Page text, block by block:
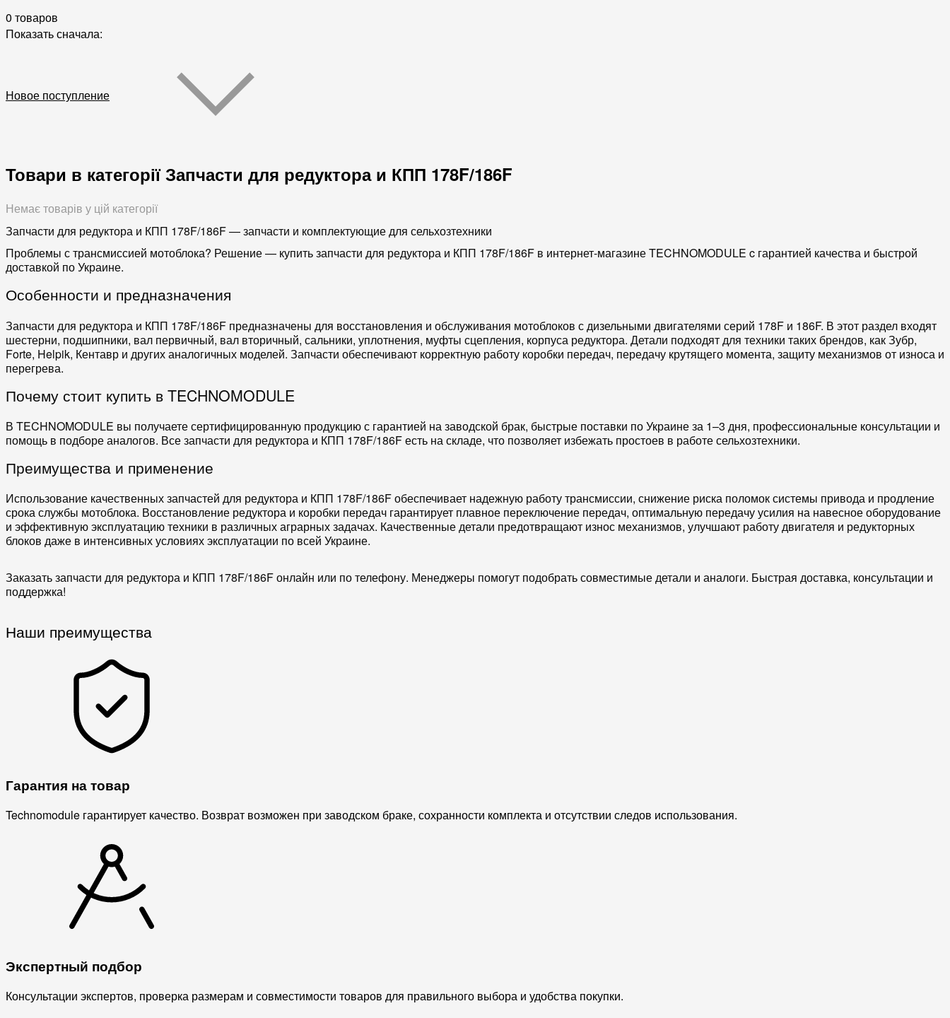
0 товаров
Показать сначала:
Новое поступление
Товари в категорії Запчасти для редуктора и КПП 178F/186F
Немає товарів у цій категорії
Запчасти для редуктора и КПП 178F/186F — запчасти и комплектующие для сельхозтехники
Проблемы с трансмиссией мотоблока? Решение — купить запчасти для редуктора и КПП 178F/186F в интернет-магазине TECHNOMODULE c гарантией качества и быстрой
доставкой по Украине.
Особенности и предназначения
Запчасти для редуктора и КПП 178F/186F предназначены для восстановления и обслуживания мотоблоков с дизельными двигателями серий 178F и 186F. В этот раздел входят
шестерни, подшипники, вал первичный, вал вторичный, сальники, уплотнения, муфты сцепления, корпуса редуктора. Детали подходят для техники таких брендов, какЗубр,
Forte, Helpik, Кентавр и других аналогичных моделей. Запчасти обеспечивают корректную работу коробки передач, передачу крутящего момента, защиту механизмов от износа и
перегрева.
Почему стоит купить в TECHNOMODULE
В TECHNOMODULE вы получаетесертифицированную продукциюс гарантией на заводской брак, быстрые поставки поУкраинеза 1–3 дня, профессиональные консультации и
помощь в подбореаналогов. Всезапчасти для редуктора и КПП 178F/186Fесть на складе, что позволяет избежать простоев в работе сельхозтехники.
Преимущества и применение
Использование качественныхзапчастей для редуктора и КПП 178F/186Fобеспечивает надежную работутрансмиссии, снижение риска поломоксистемы привода и продление
срока службы мотоблока. Восстановление редуктора и коробки передач гарантирует плавное переключение передач, оптимальную передачу усилия на навесное оборудование
и эффективную эксплуатацию техники в различных аграрных задачах. Качественныедетали предотвращают износ механизмов, улучшают работудвигателя и редукторных
блоков даже в интенсивных условиях эксплуатации по всей Украине.
Заказать запчасти для редуктора и КПП 178F/186F онлайн или по телефону. Менеджеры помогут подобрать совместимые детали и аналоги. Быстрая доставка, консультации и
поддержка!
Наши преимущества
Гарантия на товар
Technomodule гарантирует качество. Возврат возможен при заводском браке, сохранности комплекта и отсутствии следов использования.
Экспертный подбор
Консультации экспертов, проверка размерам и совместимости товаров для правильного выбора и удобства покупки.